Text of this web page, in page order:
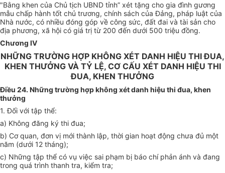
"Bằng khen của Chủ tịch UBND tỉnh” xét tặng cho gia đình gương
mẫu chấp hành tốt chủ trương, chính sách của Đảng, pháp luật của
Nhà nước, có nhiều đóng góp về công sức, đất đai và tài sản cho
địa phương, xã hội có giá trị từ 200 đến dưới 500 triệu đồng.
Chương IV
NHỮNG TRƯỜNG HỢP KHÔNG XÉT DANH HIỆU THI ĐUA,
KHEN THƯỞNG VÀ TỶ LỆ, CƠ CẤU XÉT DANH HIỆU THI
ĐUA, KHEN THƯỞNG
Điều 24. Những trường hợp không xét danh hiệu thi đua, khen
thưởng
1. Đối với tập thể:
a) Không đăng ký thi đua;
b) Cơ quan, đơn vị mới thành lập, thời gian hoạt động chưa đủ một
năm (dưới 12 tháng);
c) Những tập thể có vụ việc sai phạm bị báo chí phản ánh và đang
trong quá trình thanh tra, kiểm tra;